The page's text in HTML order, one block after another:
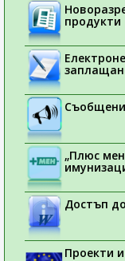
продукти
„Плюс
Достъп
Проекти